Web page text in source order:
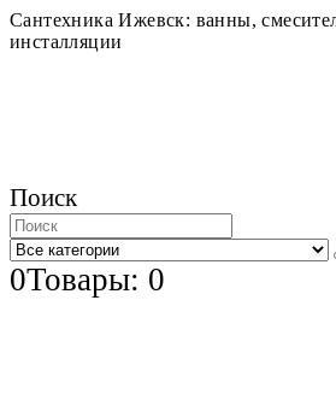
Сантехника Ижевск: ванны,
инсталляции
Поиск
0Товары: 0